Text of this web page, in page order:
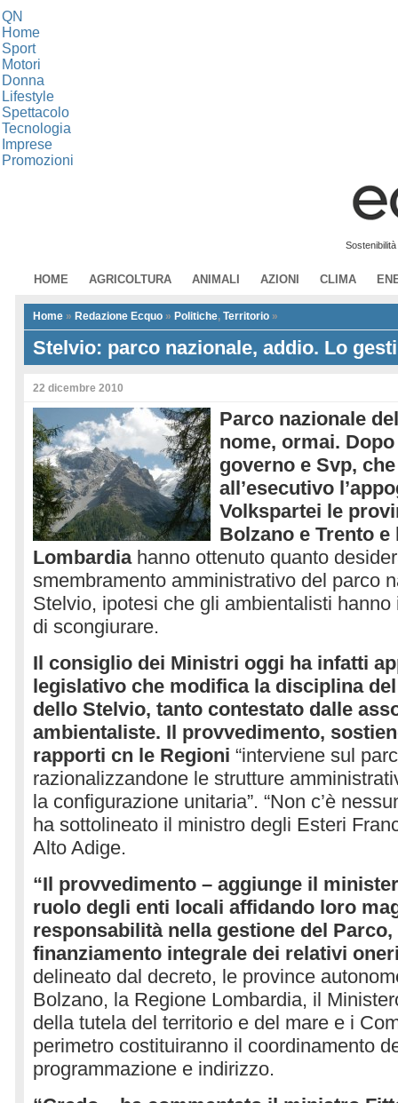
QN
Home
Sport
Motori
Donna
Lifestyle
Spettacolo
Tecnologia
Imprese
Promozioni
HOME AGRICOLTURA ANIMALI AZIONI CLIMA
Home » Redazione Ecquo » Politiche, Territorio »
Stelvio: parco nazionale, addio. Lo
22 dicembre 2010
Parco nazionale
nome, ormai.
governo e Svp,
all’esecutivo
Volkspartei le
Bolzano e Trento e
Lombardiahanno ottenuto quanto
smembramento amministrativo del parco
Stelvio, ipotesi che gli ambientalisti
di scongiurare.
Il consiglio dei Ministri oggi ha infatti
legislativo che modifica la disciplina
dello Stelvio, tanto contestato dalle
ambientaliste. Il provvedimento,
rapporti cn le Regioni “interviene sul
razionalizzandone le strutture
la configurazione unitaria”. “Non c’è
ha sottolineato il ministro degli Esteri
Alto Adige.
“Il provvedimento – aggiunge il
ruolo degli enti locali affidando loro
responsabilità nella gestione del
finanziamento integrale dei relativi
delineato dal decreto, le province
Bolzano, la Regione Lombardia, il
della tutela del territorio e del mare e i
perimetro costituiranno il coordinamento
programmazione e indirizzo.